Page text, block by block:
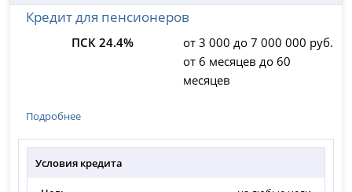
Кредит для пенсионеров
ПСК 24.4%
от 3 000 до 7 000 000 руб.
от 6 месяцев до 60
месяцев
Подробнее
Условия кредита